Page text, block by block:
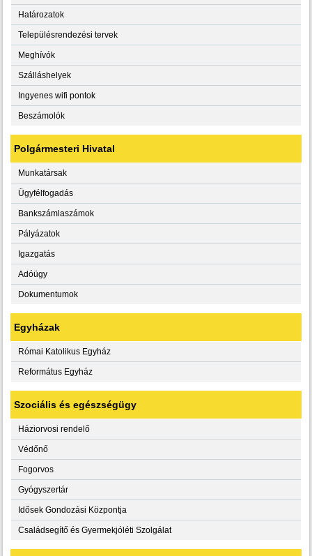
Határozatok
Településrendezési tervek
Meghívók
Szálláshelyek
Ingyenes wifi pontok
Beszámolók
Polgármesteri Hivatal
Munkatársak
Ügyfélfogadás
Bankszámlaszámok
Pályázatok
Igazgatás
Adóügy
Dokumentumok
Egyházak
Római Katolikus Egyház
Református Egyház
Szociális és egészségügy
Háziorvosi rendelő
Védőnő
Fogorvos
Gyógyszertár
Idősek Gondozási Központja
Családsegítő és Gyermekjóléti Szolgálat